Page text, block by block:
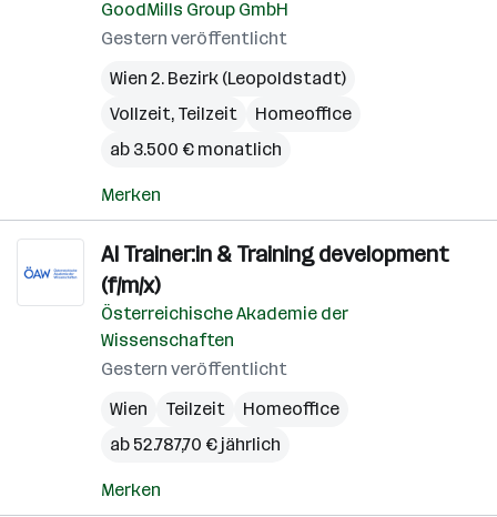
GoodMills Group GmbH
Gestern veröffentlicht
Wien 2. Bezirk (Leopoldstadt)
Vollzeit, Teilzeit
Homeoffice
ab 3.500 € monatlich
Merken
AI Trainer:in & Training development
(f/m/x)
Österreichische Akademie der
Wissenschaften
Gestern veröffentlicht
Wien
Teilzeit
Homeoffice
ab 52.787,70 € jährlich
Merken